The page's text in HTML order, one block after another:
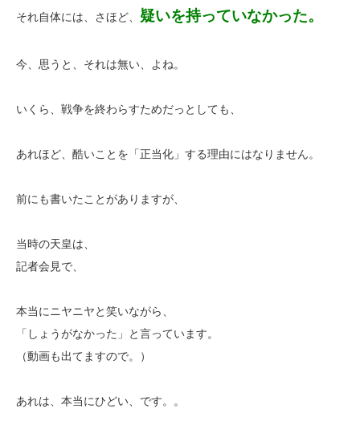
それ自体には、さほど、 疑いを持っていなかった。
今、思うと、それは無い、よね。
いくら、戦争を終わらすためだっとしても、
あれほど、酷いことを「正当化」する理由にはなりません。
前にも書いたことがありますが、
当時の天皇は、
記者会見で、
本当にニヤニヤと笑いながら、
「しょうがなかった」と言っています。
（動画も出てますので。）
あれは、本当にひどい、です。。